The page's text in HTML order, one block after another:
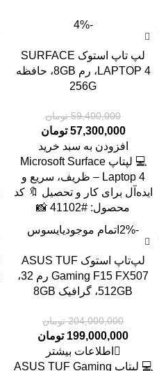
-4%
لپ تاپ استوک SURFACE
LAPTOP 4، رم 8GB، حافظه
256G
59,400,000 تومان
57,300,000 تومان
افزودن به سبد خرید
💻 لپتاپ Microsoft Surface
Laptop 4 – ظریف، سریع و
ایده‌آل برای کار و تحصیل 🔖 کد
محصول: #41102 📸
-2% اتمام موجودیایسوس
لپ‌تاپ استوک ASUS TUF
Gaming F15 FX507 رم 32،
512GB، گرافیک 8GB
204,000,000 تومان
199,000,000 تومان
اطلاعات بیشتر
💻 لپتاپ ASUS TUF Gaming